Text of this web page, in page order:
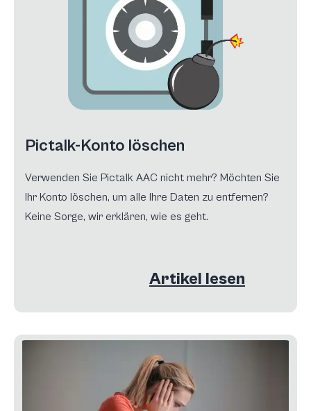
Pictalk-Konto löschen
Verwenden Sie Pictalk AAC nicht mehr? Möchten Sie
Ihr Konto löschen, um alle Ihre Daten zu entfernen?
Keine Sorge, wir erklären, wie es geht.
Artikel lesen